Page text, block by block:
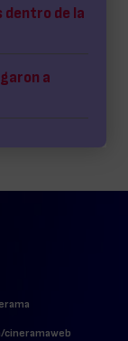
dentro de la
a
cineramaweb